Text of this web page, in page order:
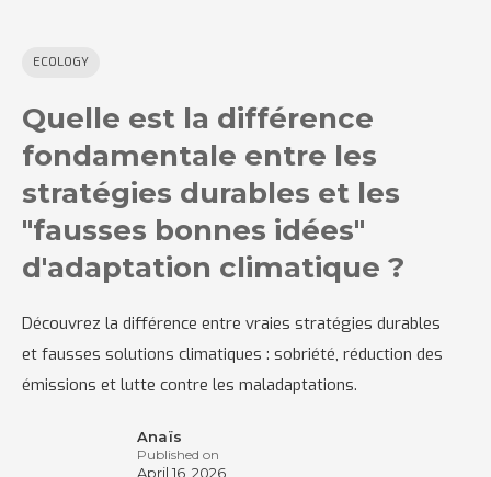
ECOLOGY
Quelle est la différence
fondamentale entre les
stratégies durables et les
"fausses bonnes idées"
d'adaptation climatique ?
Découvrez la différence entre vraies stratégies durables
et fausses solutions climatiques : sobriété, réduction des
émissions et lutte contre les maladaptations.
Anaïs
Published on
April 16, 2026